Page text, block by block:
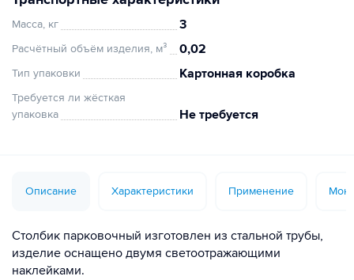
Масса, кг 3
Расчётный объём изделия, м³ 0,02
Тип упаковки Картонная коробка
Требуется ли жёсткая
упаковка
Не требуется
Описание Характеристики Применение
Столбик парковочный изготовлен из стальной трубы,
изделие оснащено двумя светоотражающими
наклейками.